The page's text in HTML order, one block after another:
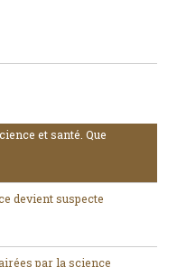
et santé. Que
devient suspecte
par la science